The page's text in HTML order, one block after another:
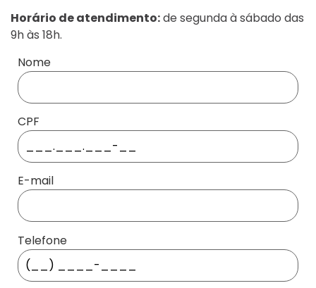
Horário de atendimento:de segunda à sábado das
9h às 18h.
Nome
CPF
E-mail
Telefone